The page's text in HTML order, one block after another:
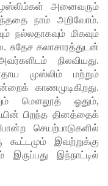
அனைவரும்
நாம் அறிவோம்.
நல்லதாகவும் மிகவும்
சுதேச கலாசாரத்துடன்
நிலவியது.
முஸ்லிம் மற்றும்
காணமுடிகிறது.
மெளலூத் ஓதும்,
பிறந்த தினத்தைக்
செயற்பாடுகளில்
கூட்டமும் இவற்றுக்கு
இருப்பது இந்நாட்டில்